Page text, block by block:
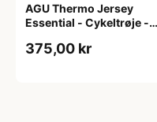
AGU Thermo Jersey
Essential - Cykeltrøje -
XXL
375,00 kr